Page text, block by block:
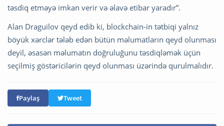
təsdiq etməyə imkan verir və əlavə etibar yaradır”.
Alan Draguilov qeyd edib ki, blockchain-in tətbiqi yalnız
böyük xərclər tələb edən bütün məlumatların qeyd olunması
deyil, əsasən məlumatın doğruluğunu təsdiqləmək üçün
seçilmiş göstəricilərin qeyd olunması üzərində qurulmalıdır.
Paylaş Tweet